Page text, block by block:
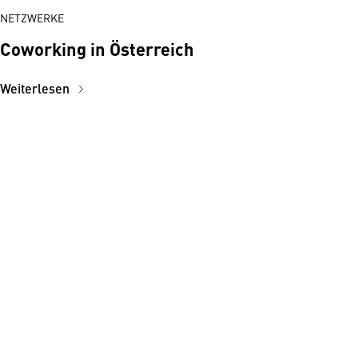
NETZWERKE
Coworking in Österreich
Weiterlesen